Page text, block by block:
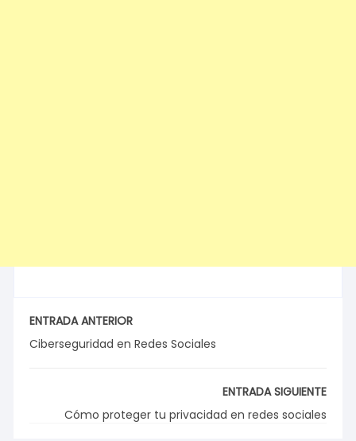
ENTRADA ANTERIOR
Ciberseguridad en Redes Sociales
ENTRADA SIGUIENTE
Cómo proteger tu privacidad en redes sociales